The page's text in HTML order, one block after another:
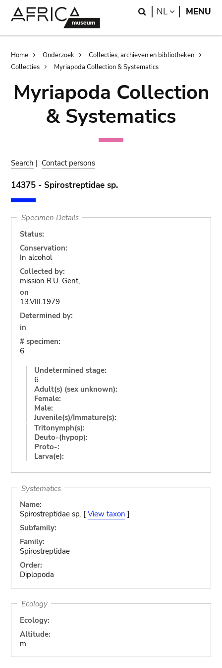
Search
NL LANGUAGE
MENU
Breadcrumb
Home Onderzoek
Collecties, archieven en bibliotheken
Collecties
Myriapoda Collection & Systematics
Myriapoda Collection
& Systematics
Search | Contact persons
14375 - Spirostreptidae sp.
Specimen Details
Status:
Conservation:
In alcohol
Collected by:
mission R.U. Gent,
on
13.VIII.1979
Determined by:
in
# specimen:
6
Undetermined stage:
6
Adult(s) (sex unknown):
Female:
Male:
Juvenile(s)/Immature(s):
Tritonymph(s):
Deuto-(hypop):
Proto-:
Larva(e):
Systematics
Name:
Spirostreptidae sp. [ View taxon ]
Subfamily:
Family:
Spirostreptidae
Order:
Diplopoda
Ecology
Ecology:
Altitude:
m